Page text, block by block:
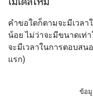
คำขอใดก็ตามจะมีเวล
น้อย ไม่ว่าจะมีขนาดเท่
จะมีเวลาในการตอบสน
แรก)
ข้อ